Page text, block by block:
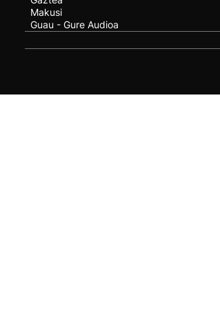
Makusi
Guau - Gure Audioa